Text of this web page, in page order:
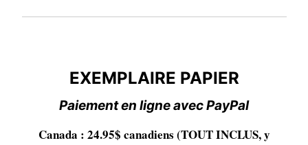
EXEMPLAIRE PAPIER
Paiement en ligne avec PayPal
Canada : 24.95$ canadiens (TOUT INCLUS, y